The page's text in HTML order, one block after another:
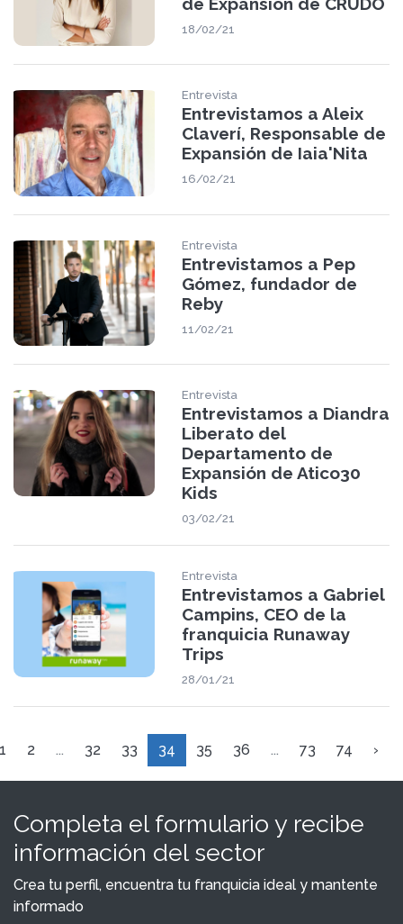
18/02/21
Entrevista
Entrevistamos a Aleix
Claverí, Responsable de
Expansión de Iaia'Nita
16/02/21
Entrevista
Entrevistamos a Pep
Gómez, fundador de
Reby
11/02/21
Entrevista
Entrevistamos a Diandra
Liberato del
Departamento de
Expansión de Atico30
Kids
03/02/21
Entrevista
Entrevistamos a Gabriel
Campins, CEO de la
franquicia Runaway
Trips
28/01/21
1 2 ... 32 33 34 35 36 ... 73 74 ›
Completa el formulario y recibe
información del sector
Crea tu perfil, encuentra tu franquicia ideal y mantente
informado